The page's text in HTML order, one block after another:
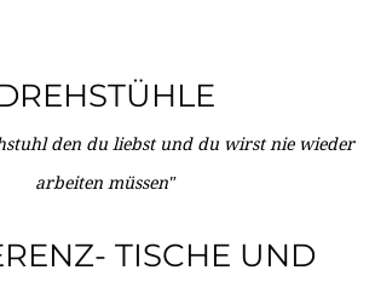
den du liebst und du wirst nie wieder
arbeiten müssen"
TISCHE UND